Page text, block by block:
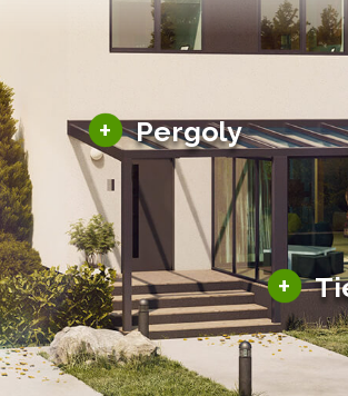
+ Pergoly
Hliníkové pergoly
Bioklimatické pergoly
Altány a zastrešenie
Solárne pergoly
+
Tienenie